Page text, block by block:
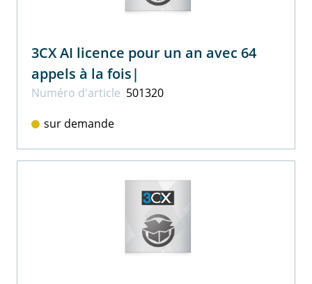
3CX AI licence pour un an avec 64
appels à la fois|
Numéro d'article 501320
sur demande